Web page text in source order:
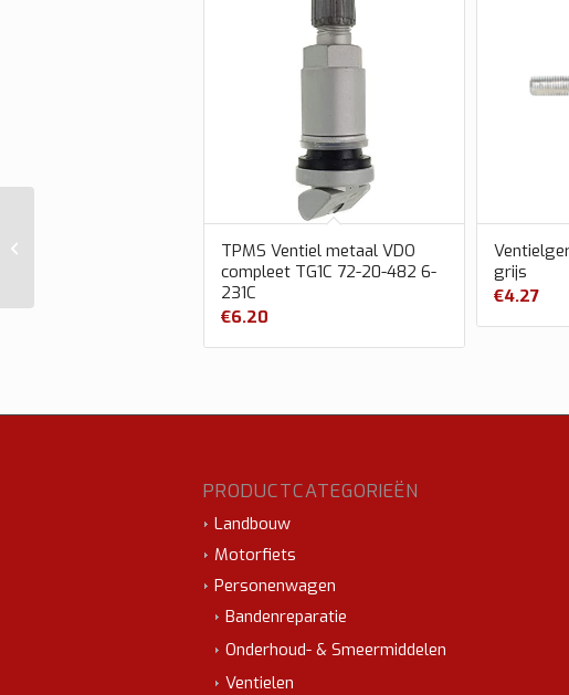
TPMS Ventiel metaal VDO
compleet TG1C 72-20-482 6-
231C
€6.20
grijs
€4.27
PRODUCTCATEGORIEËN
Landbouw
Motorfiets
Personenwagen
Bandenreparatie
Onderhoud- & Smeermiddelen
Ventielen